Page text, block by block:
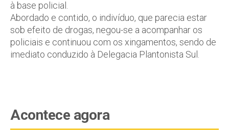
à base policial.
Abordado e contido, o indivíduo, que parecia estar
sob efeito de drogas, negou-se a acompanhar os
policiais e continuou com os xingamentos, sendo de
imediato conduzido à Delegacia Plantonista Sul.
Acontece agora